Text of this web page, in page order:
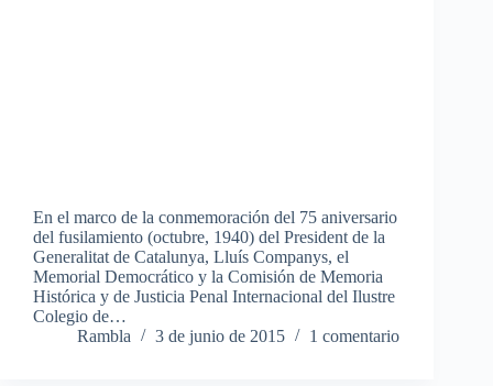
En el marco de la conmemoración del 75 aniversario
del fusilamiento (octubre, 1940) del President de la
Generalitat de Catalunya, Lluís Companys, el
Memorial Democrático y la Comisión de Memoria
Histórica y de Justicia Penal Internacional del Ilustre
Colegio de…
Rambla
3 de junio de 2015 1 comentario